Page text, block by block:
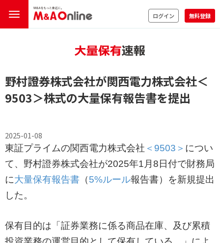
ログイン 無料登録
野村證券株式会社が関西電力株式会社＜
9503＞株式の大量保有報告書を提出
2025-01-08
東証プライムの関西電力株式会社 ＜9503＞ につい
て、野村證券株式会社が2025年1月8日付で財務局
に大量保有報告書 （5%ルール報告書）を新規提出
した。
保有目的は「証券業務に係る商品在庫、及び累積